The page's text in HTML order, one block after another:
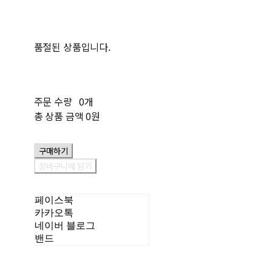
품절된 상품입니다.
주문 수량 0개
총 상품 금액 0원
구매하기
장바구니에 담기
페이스북
카카오톡
네이버 블로그
밴드